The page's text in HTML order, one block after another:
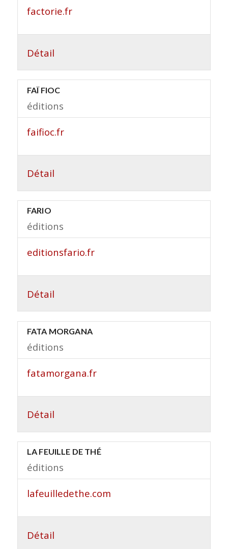
factorie.fr
Détail
FAÏ FIOC
éditions
faifioc.fr
Détail
FARIO
éditions
editionsfario.fr
Détail
FATA MORGANA
éditions
fatamorgana.fr
Détail
LA FEUILLE DE THÉ
éditions
lafeuilledethe.com
Détail